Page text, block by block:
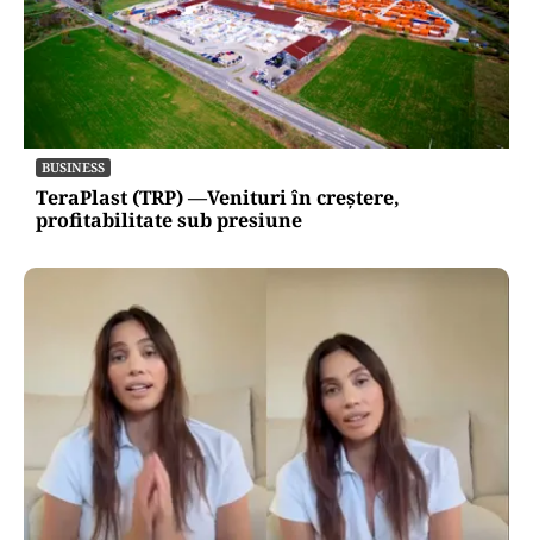
BUSINESS
TeraPlast (TRP) —Venituri în creștere,
profitabilitate sub presiune